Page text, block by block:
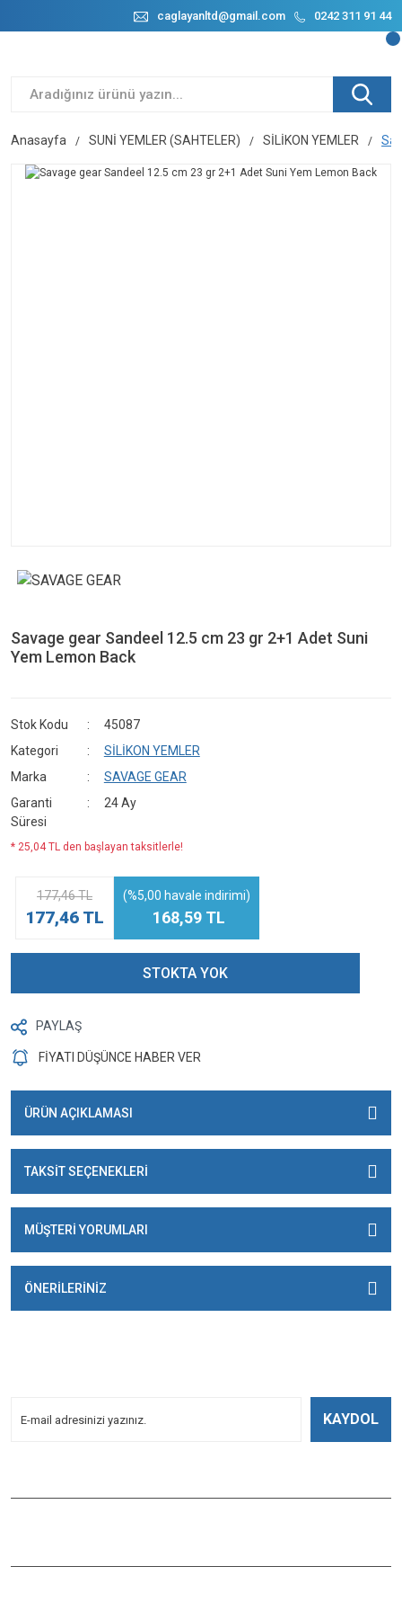
caglayanltd@gmail.com 0242 311 91 44
Anasayfa SUNİ YEMLER (SAHTELER) SİLİKON YEMLER
Savage gear Sandeel 12.5 cm 23 gr 2+1 Adet Suni
Yem Lemon Back
Stok Kodu
45087
Kategori
SİLİKON YEMLER
Marka
SAVAGE GEAR
Garanti
Süresi
24 Ay
* 25,04 TL den başlayan taksitlerle!
177,46 TL
177,46 TL
(%5,00 havale indirimi)
168,59 TL
STOKTA YOK
PAYLAŞ
FİYATI DÜŞÜNCE HABER VER
ÜRÜN AÇIKLAMASI
TAKSİT SEÇENEKLERİ
MÜŞTERİ YORUMLARI
ÖNERİLERİNİZ
KAYDOL